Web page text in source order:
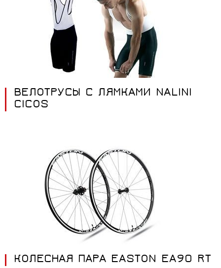
ВЕЛОТРУСЫ С ЛЯМКАМИ NALINI
CICOS
КОЛЕСНАЯ ПАРА EASTON EA90 RT